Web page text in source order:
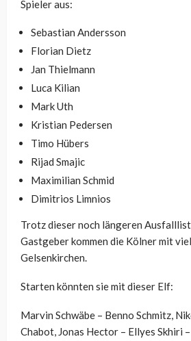
Spieler aus:
Sebastian Andersson
Florian Dietz
Jan Thielmann
Luca Kilian
Mark Uth
Kristian Pedersen
Timo Hübers
Rijad Smajic
Maximilian Schmid
Dimitrios Limnios
Trotz dieser noch längeren
Gastgeber kommen die Kölner mit
Gelsenkirchen.
Starten könnten sie mit dieser Elf:
Marvin Schwäbe – Benno Schmitz,
Chabot, Jonas Hector – Ellyes Skhiri